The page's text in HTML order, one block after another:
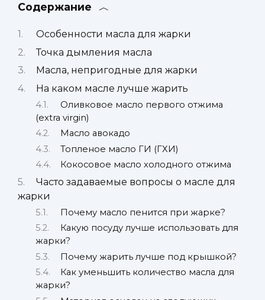
Содержание
Особенности масла для жарки
Точка дымления масла
Масла, непригодные для жарки
На каком масле лучше жарить
Оливковое масло первого отжима
(extra virgin)
Масло авокадо
Топленое масло ГИ (ГХИ)
Кокосовое масло холодного отжима
Часто задаваемые вопросы о масле для
жарки
Почему масло пенится при жарке?
Какую посуду лучше использовать для
жарки?
Почему жарить лучше под крышкой?
Как уменьшить количество масла для
жарки?